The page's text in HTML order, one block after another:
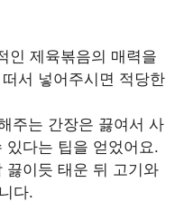
인 제육볶음의 매력을
서 넣어주시면 적당한
주는 간장은 끓여서 사
있다는 팁을 얻었어요.
끓이듯 태운 뒤 고기와
다.